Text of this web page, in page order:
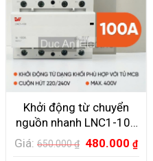
Khởi động từ chuyển
nguồn nhanh LNC1-100
LW tiếp điểm 2NO-2NC
100A
Giá: 650.000₫ 480.000₫
NĂNG LƯỢNG MẶT
BẢN
NỔI CHẠY BẰNG NĂNG
NGÀY CÀNG NHIỀU...